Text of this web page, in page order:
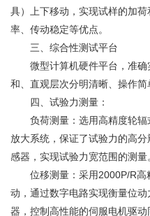
具）上下移动，实现试样的加
率、传动稳定等优点。
三、综合性测试平台
微型计算机硬件平台，准
和、直观层次分明清晰、操作简
四、试验力测量：
负荷测量：选用高精度轮
放大系统，保证了试验力的高
感器，实现试验力宽范围的测量
位移测量：采用2000P/R
动，通过数字电路实现衡量位动
器，控制高性能的伺服电机驱